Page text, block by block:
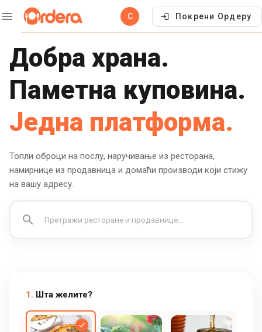
С Покрени Ордеру
Добра храна.
Паметна куповина.
Једна платформа.
Топли оброци на послу, наручивање из ресторана,
намирнице из продавница и домаћи производи који стижу
на вашу адресу.
1. Шта желите?